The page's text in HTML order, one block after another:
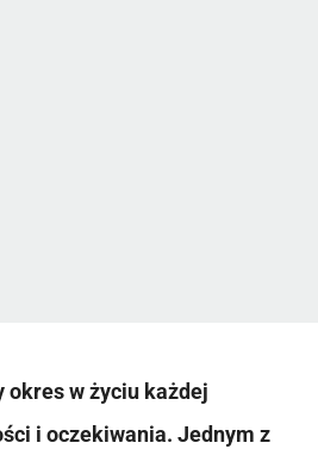
okres w życiu każdej
i oczekiwania. Jednym z